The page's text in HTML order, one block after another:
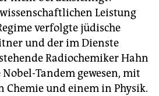
Leistung
verfolgte jüdische
und der im Dienste
Radiochemiker Hahn
Tandem gewesen, mit
Chemie und einem in Physik.